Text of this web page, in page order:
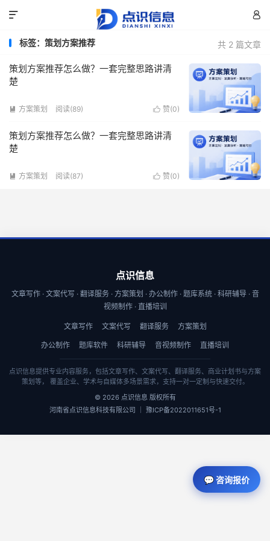


共 2 篇文章
标签：策划方案推荐
策划方案推荐怎么做？一套完整思路讲清
楚
 赞(0)
 方案策划 阅读(89)
策划方案推荐怎么做？一套完整思路讲清
楚
 赞(0)
 方案策划 阅读(87)
点识信息
文章写作 · 文案代写 · 翻译服务 · 方案策划 · 办公制作 · 题库系统 · 科研辅导 · 音
视频制作 · 直播培训
文章写作 文案代写 翻译服务 方案策划
办公制作 题库软件 科研辅导 音视频制作 直播培训
点识信息提供专业内容服务，包括文章写作、文案代写、翻译服务、商业计划书与方案
策划等， 覆盖企业、学术与自媒体多场景需求，支持一对一定制与快速交付。
© 2026 点识信息 版权所有
河南省点识信息科技有限公司 ｜ 豫ICP备2022011651号-1
💬 咨询报价